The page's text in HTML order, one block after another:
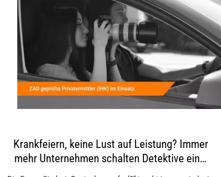
Krankfeiern, keine Lust auf Leistung? Immer
mehr Unternehmen schalten Detektive ein…